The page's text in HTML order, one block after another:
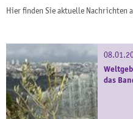
Hier finden Sie aktuelle Nachrichten
das